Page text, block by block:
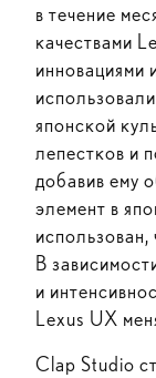
в течение
качествами
инновациями
японской
лепестков и
добавив ему
элемент в
В
и
Lexus UX
Clap Studio